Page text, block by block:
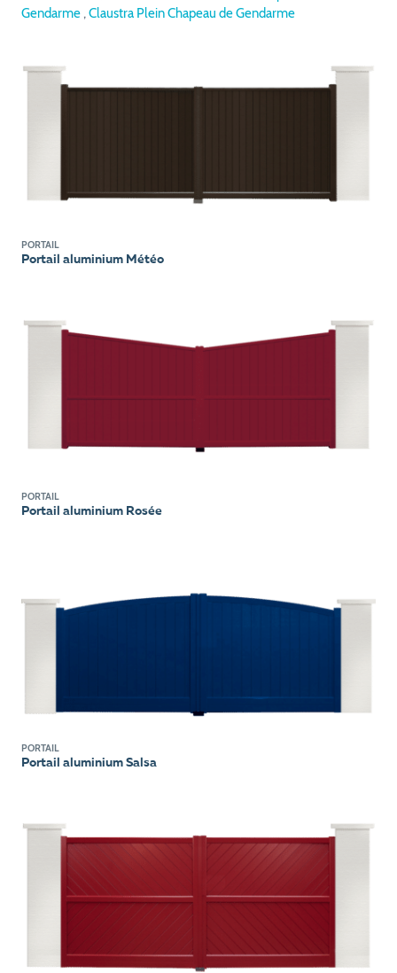
Gendarme ,Claustra Plein Chapeau de Gendarme
PORTAIL
Portail aluminium Météo
PORTAIL
Portail aluminium Rosée
PORTAIL
Portail aluminium Salsa